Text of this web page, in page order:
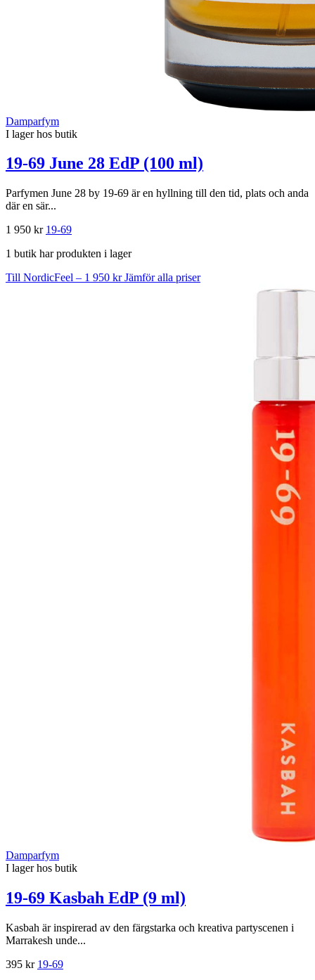
Damparfym
I lager hos butik
19-69 June 28 EdP (100 ml)
Parfymen June 28 by 19-69 är en hyllning till den tid, plats och anda
där en sär...
1 950 kr 19-69
1 butik har produkten i lager
Till NordicFeel – 1 950 krJämför alla priser
Damparfym
I lager hos butik
19-69 Kasbah EdP (9 ml)
Kasbah är inspirerad av den färgstarka och kreativa partyscenen i
Marrakesh unde...
395 kr 19-69